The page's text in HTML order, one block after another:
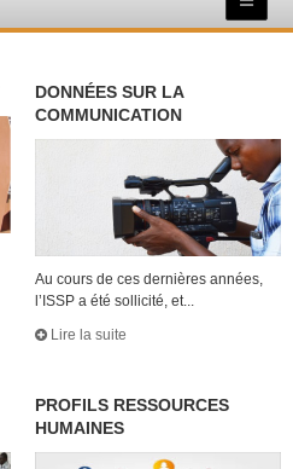
DONNÉES SUR LA
COMMUNICATION
Au cours de ces dernières années,
l’ISSP a été sollicité, et...
Lire la suite
PROFILS RESSOURCES
HUMAINES